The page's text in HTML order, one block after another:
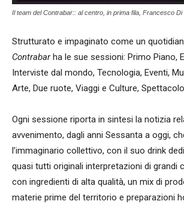
Il team del Contrabar:: al centro, in prima fila, Francesco Di
Strutturato e impaginato come un
Contrabarha le sue sessioni: Primo Piano,
Interviste dal mondo, Tecnologia, Eventi,
Arte, Due ruote, Viaggi e Culture,
Ogni sessione riporta in sintesi la notizia
avvenimento, dagli anni Sessanta a oggi,
l’immaginario collettivo, con il suo drink
quasi tutti originali interpretazioni di grandi
con ingredienti di alta qualità, un mix di
materie prime del territorio e preparazioni